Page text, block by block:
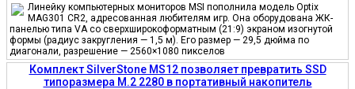
Линейку компьютерных мониторов MSI пополнила модель Optix
MAG301 CR2, адресованная любителям игр. Она оборудована ЖК-
панелью типа VA со сверхширокоформатным (21:9) экраном изогнутой
формы (радиус закругления — 1,5 м). Его размер — 29,5 дюйма по
диагонали, разрешение — 2560×1080 пикселов
Комплект SilverStone MS12 позволяет превратить SSD
типоразмера M.2 2280 в портативный накопитель